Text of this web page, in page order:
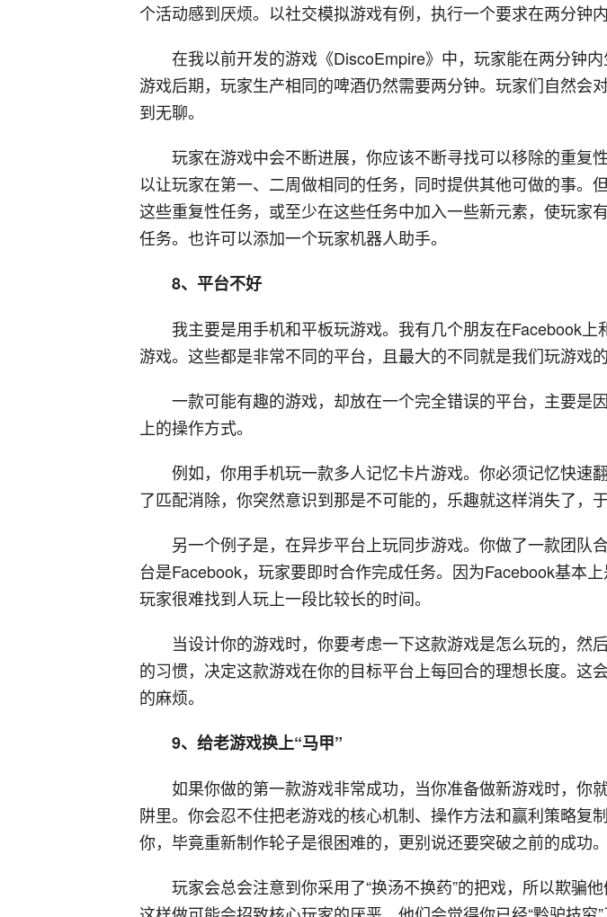
个活动感到厌烦。以社交模拟游戏有例，执行一个要求在两分钟内
在我以前开发的游戏《DiscoEmpire》中，玩家能在两分钟
游戏后期，玩家生产相同的啤酒仍然需要两分钟。玩家们自然会
到无聊。
玩家在游戏中会不断进展，你应该不断寻找可以移除的重复
以让玩家在第一、二周做相同的任务，同时提供其他可做的事。
这些重复性任务，或至少在这些任务中加入一些新元素，使玩家
任务。也许可以添加一个玩家机器人助手。
8、平台不好
我主要是用手机和平板玩游戏。我有几个朋友在Facebook上
游戏。这些都是非常不同的平台，且最大的不同就是我们玩游戏的
一款可能有趣的游戏，却放在一个完全错误的平台，主要是
上的操作方式。
例如，你用手机玩一款多人记忆卡片游戏。你必须记忆快速
了匹配消除，你突然意识到那是不可能的，乐趣就这样消失了，
另一个例子是，在异步平台上玩同步游戏。你做了一款团队
台是Facebook，玩家要即时合作完成任务。因为Facebook基本上
玩家很难找到人玩上一段比较长的时间。
当设计你的游戏时，你要考虑一下这款游戏是怎么玩的，然
的习惯，决定这款游戏在你的目标平台上每回合的理想长度。这
的麻烦。
9、给老游戏换上“马甲”
如果你做的第一款游戏非常成功，当你准备做新游戏时，你
阱里。你会忍不住把老游戏的核心机制、操作方法和赢利策略复
你，毕竟重新制作轮子是很困难的，更别说还要突破之前的成功。
玩家会总会注意到你采用了“换汤不换药”的把戏，所以欺骗